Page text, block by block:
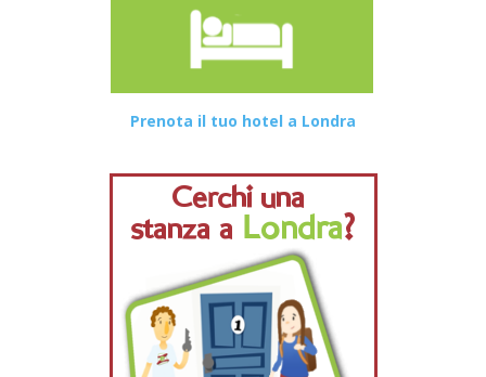
Prenota il tuo hotel a Londra